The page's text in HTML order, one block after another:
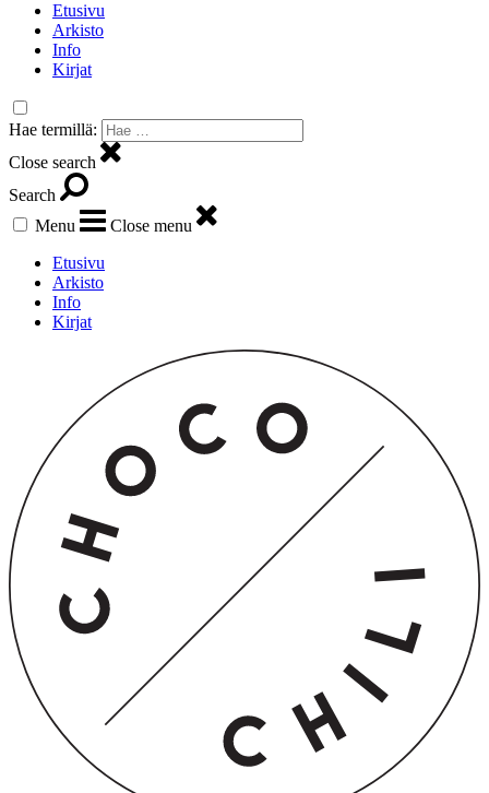
Etusivu
Arkisto
Info
Kirjat
Hae termillä:
Close search
Search
Menu
Close menu
Etusivu
Arkisto
Info
Kirjat